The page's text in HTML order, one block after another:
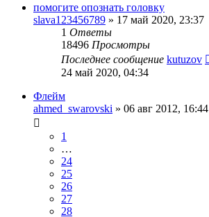
помогите опознать головку
slava123456789 » 17 май 2020, 23:37
1 Ответы
18496 Просмотры
Последнее сообщение kutuzov
24 май 2020, 04:34
Флейм
ahmed_swarovski » 06 авг 2012, 16:44
1
…
24
25
26
27
28